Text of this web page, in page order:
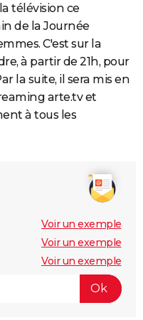
télévision ce
de la Journée
C'est sur la
à partir de 21h, pour
la suite, il sera mis en
arte.tv et
à tous les
Voir un exemple
Voir un exemple
Voir un exemple